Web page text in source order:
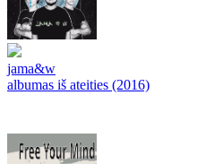
jama&w
albumas iš ateities (2016)